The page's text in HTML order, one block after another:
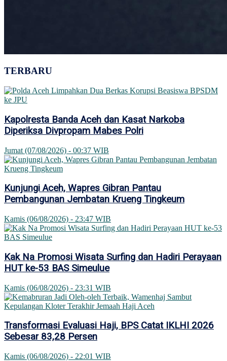
TERBARU
Kapolresta Banda Aceh dan Kasat Narkoba
Diperiksa Divpropam Mabes Polri
Jumat (07/08/2026) - 00:37 WIB
Kunjungi Aceh, Wapres Gibran Pantau
Pembangunan Jembatan Krueng Tingkeum
Kamis (06/08/2026) - 23:47 WIB
Kak Na Promosi Wisata Surfing dan Hadiri Perayaan
HUT ke-53 BAS Simeulue
Kamis (06/08/2026) - 23:31 WIB
Transformasi Evaluasi Haji, BPS Catat IKLHI 2026
Sebesar 83,28 Persen
Kamis (06/08/2026) - 22:01 WIB